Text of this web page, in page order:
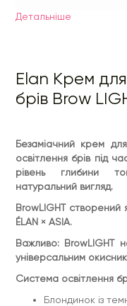
кольору брів.
Виробник залишає за
пакування продукту.
1. Очистити брови
2. Змішати крем з
пропорції 1:1.
3. Нанести готову
— 4–6 хв.
4. Видалити залишки
водою.
5. Повторно очистити
ВАЖЛИВО! Продукт
освітлення брів.
окислювачем.
Детальнiше
Elan Крем для
брів Brow
Безаміачний крем
освітлення брів під
рівень глибини
натуральний вигляд.
BrowLIGHT створений
ÉLAN × ASIA.
Важливо: BrowLIGHT
універсальним
Система освітлення
Блондинок із